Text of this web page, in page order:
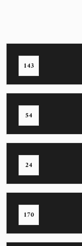
143
54
24
170